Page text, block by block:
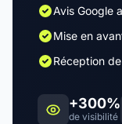
Avis Google
Mise en
Réception
+300%
de visibilité